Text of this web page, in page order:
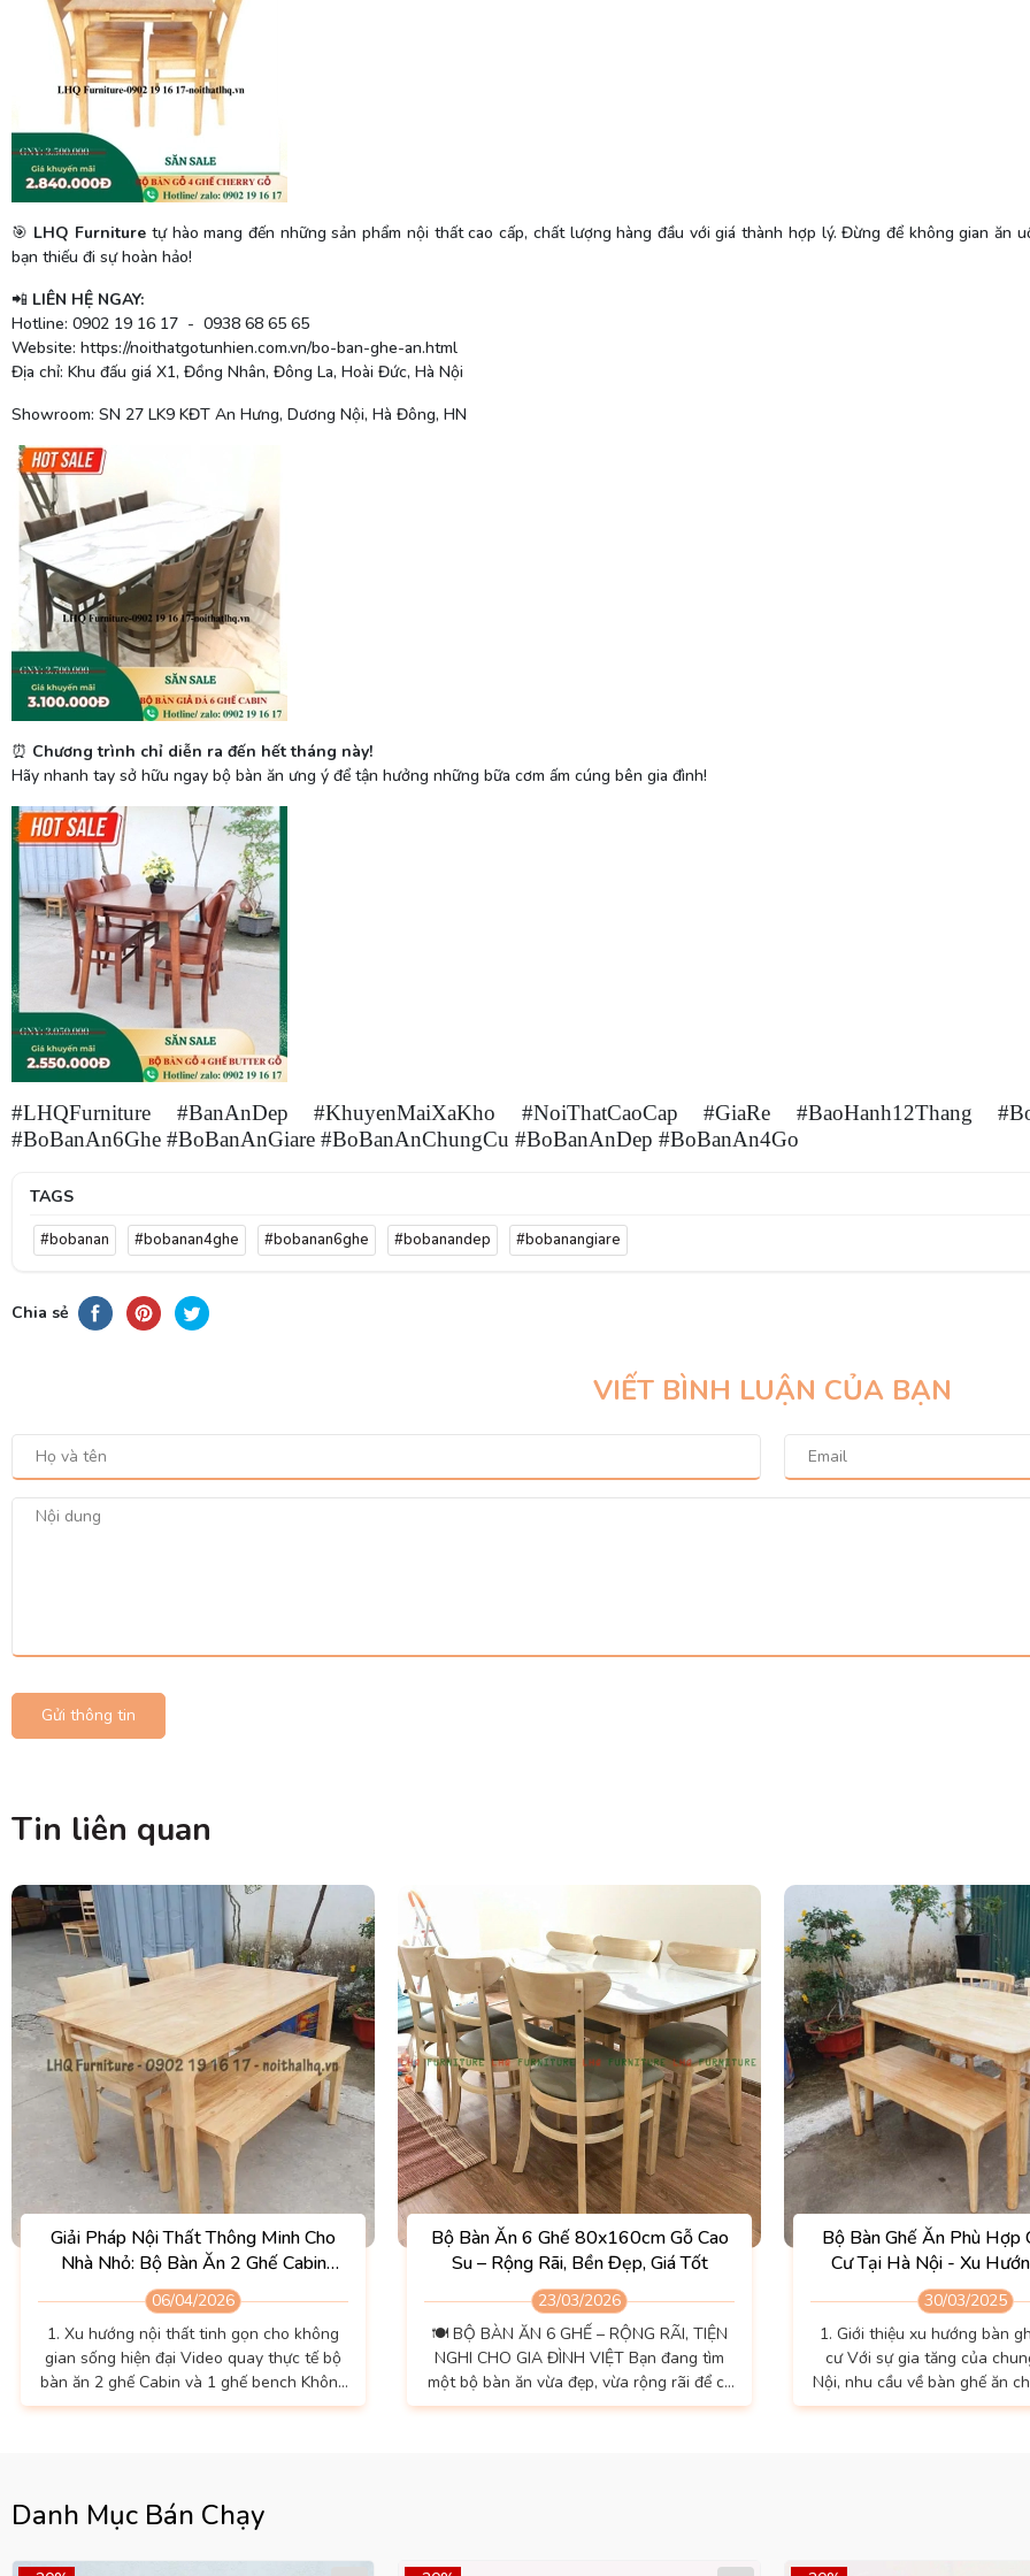
🎯 LHQ Furniture tự hào mang đến những sản phẩm nội thất cao cấp, chất lượng hàng đầu với giá thành hợp lý. Đừng để không gian ăn
bạn thiếu đi sự hoàn hảo!
📲 LIÊN HỆ NGAY:
Hotline: 0902 19 16 17 - 0938 68 65 65
Website: https://noithatgotunhien.com.vn/bo-ban-ghe-an.html
Địa chỉ: Khu đấu giá X1, Đồng Nhân, Đông La, Hoài Đức, Hà Nội
Showroom: SN 27 LK9 KĐT An Hưng, Dương Nội, Hà Đông, HN
⏰ Chương trình chỉ diễn ra đến hết tháng này!
Hãy nhanh tay sở hữu ngay bộ bàn ăn ưng ý để tận hưởng những bữa cơm ấm cúng bên gia đình!
#LHQFurniture #BanAnDep #KhuyenMaiXaKho #NoiThatCaoCap #GiaRe #BaoHanh12Thang
#BoBanAn6Ghe #BoBanAnGiare #BoBanAnChungCu #BoBanAnDep #BoBanAn4Go
TAGS
#bobanan #bobanan4ghe #bobanan6ghe #bobanandep #bobanangiare
Chia sẻ
VIẾT BÌNH LUẬN CỦA BẠN
Gửi thông tin
Tin liên quan
Giải Pháp Nội Thất Thông Minh Cho
Nhà Nhỏ: Bộ Bàn Ăn 2 Ghế Cabin
Monstar Kết Hợp Ghế Bench
06/04/2026
1. Xu hướng nội thất tinh gọn cho không
gian sống hiện đại Video quay thực tế bộ
bàn ăn 2 ghế Cabin và 1 ghế bench Không
còn là câu chuyện của những ngôi nhà có
gian. Đặc biệt tại các đô thị lớn, việc lựa
chọn một bộ bàn ăn vừa đẹp, vừa gọn
Bộ Bàn Ăn 6 Ghế 80x160cm Gỗ Cao
Su – Rộng Rãi, Bền Đẹp, Giá Tốt
23/03/2026
🍽️ BỘ BÀN ĂN 6 GHẾ – RỘNG RÃI, TIỆN
NGHI CHO GIA ĐÌNH VIỆT Bạn đang tìm
một bộ bàn ăn vừa đẹp, vừa rộng rãi để cả
gia đình quây quần mỗi ngày? Bộ bàn ăn 6
Bộ Bàn Ghế Ăn Phù Hợp
Cư Tại Hà Nội - Xu
Chọn Tốt Nhất
30/03/2025
1. Giới thiệu xu hướng bàn
cư Với sự gia tăng của
Nội, nhu cầu về bàn ghế ăn
càng cao. Sự khác biệt về
Danh Mục Bán Chạy